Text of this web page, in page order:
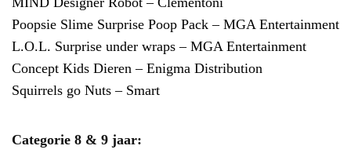
Poopsie Slime Surprise Poop Pack – MGA Entertainment
L.O.L. Surprise under wraps – MGA Entertainment
Concept Kids Dieren – Enigma Distribution
Squirrels go Nuts – Smart
Categorie 8 & 9 jaar: